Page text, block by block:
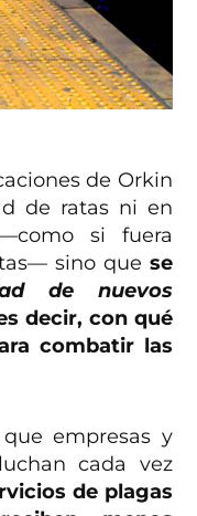
de Orkin
de ratas ni en
si fuera
sino que se
de nuevos
decir, con qué
combatir las
empresas y
cada vez
de plagas